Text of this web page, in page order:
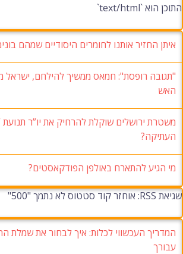
התוכן הוא `text/html`
איתן החזיר אותנו לחומרים היסודיים שמהם
"תגובה רופסת": חמאס ממשיך להילחם,
האש
משטרת ירושלים שוקלת להרחיק את יו”ר תנועת
העתיקה?
מי הגיע להתארח באולפן הפודקאסטים?
שגיאת RSS: אוחזר קוד סטטוס לא נתמך "500"
המדריך העכשווי לכלות: איך לבחור את שמלת
עבורך